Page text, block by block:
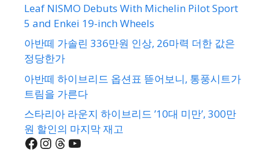
Leaf NISMO Debuts With Michelin Pilot Sport
5 and Enkei 19-inch Wheels
아반떼 가솔린 336만원 인상, 26마력 더한 값은
정당한가
아반떼 하이브리드 옵션표 뜯어보니, 통풍시트가
트림을 가른다
스타리아 라운지 하이브리드 ’10대 미만’, 300만
원 할인의 마지막 재고
Facebook
Instagram
Threads
YouTube